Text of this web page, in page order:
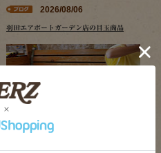
2026/08/06
羽田エアポートガーデン店の目玉商品
2026/08/04
セカンドバッグ・スタンダードデザイン(S-